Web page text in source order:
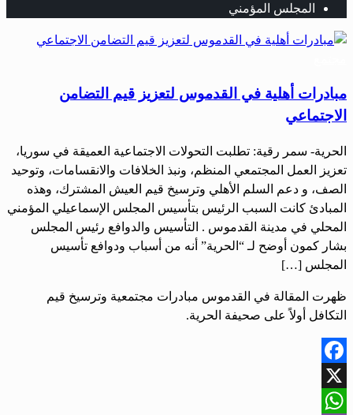
المجلس المؤمني
مبادرات أهلية في القدموس لتعزيز قيم التضامن
الاجتماعي
الحرية- سمر رقية: تطلبت التحولات الاجتماعية العميقة في سوريا،
تعزيز العمل المجتمعي المنظم، ونبذ الخلافات والانقسامات، وتوحيد
الصف، و دعم السلم الأهلي وترسيخ قيم العيش المشترك، وهذه
المبادئ كانت السبب الرئيس بتأسيس المجلس الإسماعيلي المؤمني
المحلي في مدينة القدموس . التأسيس والدوافع رئيس المجلس
بشار كمون أوضح لـ “الحرية” أنه من أسباب ودوافع تأسيس
المجلس […]
ظهرت المقالة في القدموس مبادرات مجتمعية وترسيخ قيم
التكافل أولاً على صحيفة الحرية.
Facebook
X